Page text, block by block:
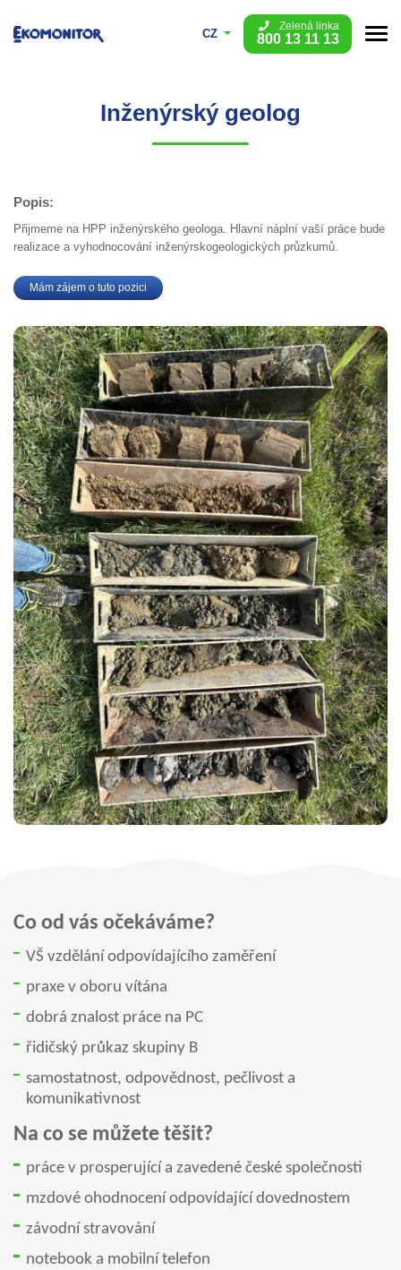
CZ
Zelená linka
800 13 11 13
Inženýrský geolog
Popis:
Přijmeme na HPP inženýrského geologa. Hlavní náplní vaší práce bude
realizace a vyhodnocování inženýrskogeologických průzkumů.
Mám zájem o tuto pozici
Co od vás očekáváme?
VŠ vzdělání odpovídajícího zaměření
praxe v oboru vítána
dobrá znalost práce na PC
řidičský průkaz skupiny B
samostatnost, odpovědnost, pečlivost a
komunikativnost
Na co se můžete těšit?
práce v prosperující a zavedené české společnosti
mzdové ohodnocení odpovídající dovednostem
závodní stravování
notebook a mobilní telefon